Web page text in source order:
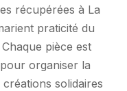
récupérées à La
praticité du
pièce est
organiser la
solidaires